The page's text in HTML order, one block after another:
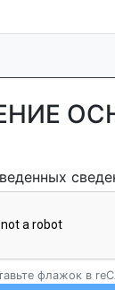
флажок в